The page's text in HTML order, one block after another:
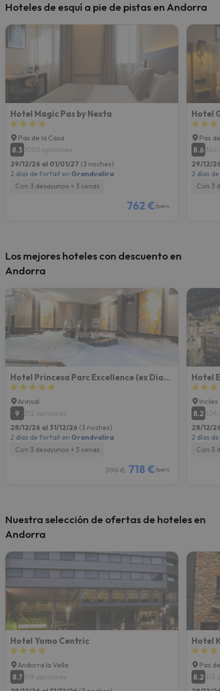
Hoteles de esquí a pie de pistas en Andorra
Hotel Magic Pas by Nexta
Pas de la Casa
8.3 1005 opiniones
29/12/26 al 01/01/27 (3 noches)
2 días de forfait en Grandvalira
Con 3 desayunos + 3 cenas
762 €/pers.
Hotel
Pas
8.6 362
29/12/
2 días
Con 3
Los mejores hoteles con descuento en
Andorra
Hotel Princesa Parc Excellence (ex Diana Parc)
Arinsal
9
212 opiniones
28/12/26 al 31/12/26 (3 noches)
2 días de forfait en Grandvalira
Con 3 desayunos + 3 cenas
799 € 718 €/pers.
Hotel
Incles
8.2 624
28/12/
2 días
Con 3
Nuestra selección de ofertas de hoteles en
Andorra
Hotel Yomo Centric
Andorra la Vella
8.7 519 opiniones
Hotel
Pas
8.2 313